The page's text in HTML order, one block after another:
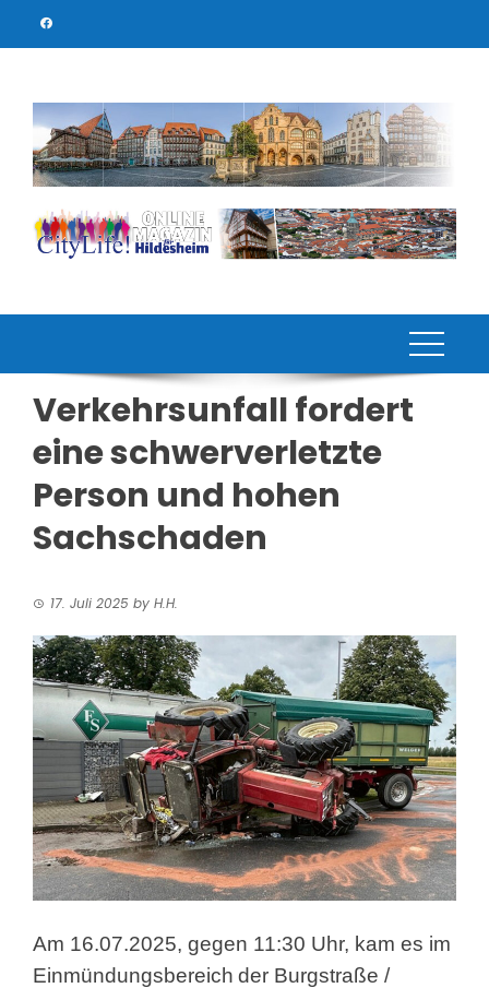
Verkehrsunfall fordert
eine schwerverletzte
Person und hohen
Sachschaden
17. Juli 2025 by H.H.
Am 16.07.2025, gegen 11:30 Uhr, kam es im
Einmündungsbereich der Burgstraße /